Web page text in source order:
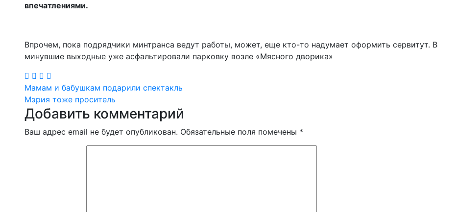
впечатлениями.
Впрочем, пока подрядчики минтранса ведут работы, может, еще кто-то надумает оформить сервитут. В
минувшие выходные уже асфальтировали парковку возле «Мясного дворика»
Навигация
по
записям
Мамам и бабушкам подарили спектакль
Мэрия тоже проситель
Добавить комментарий
Ваш адрес email не будет опубликован. Обязательные поля помечены *